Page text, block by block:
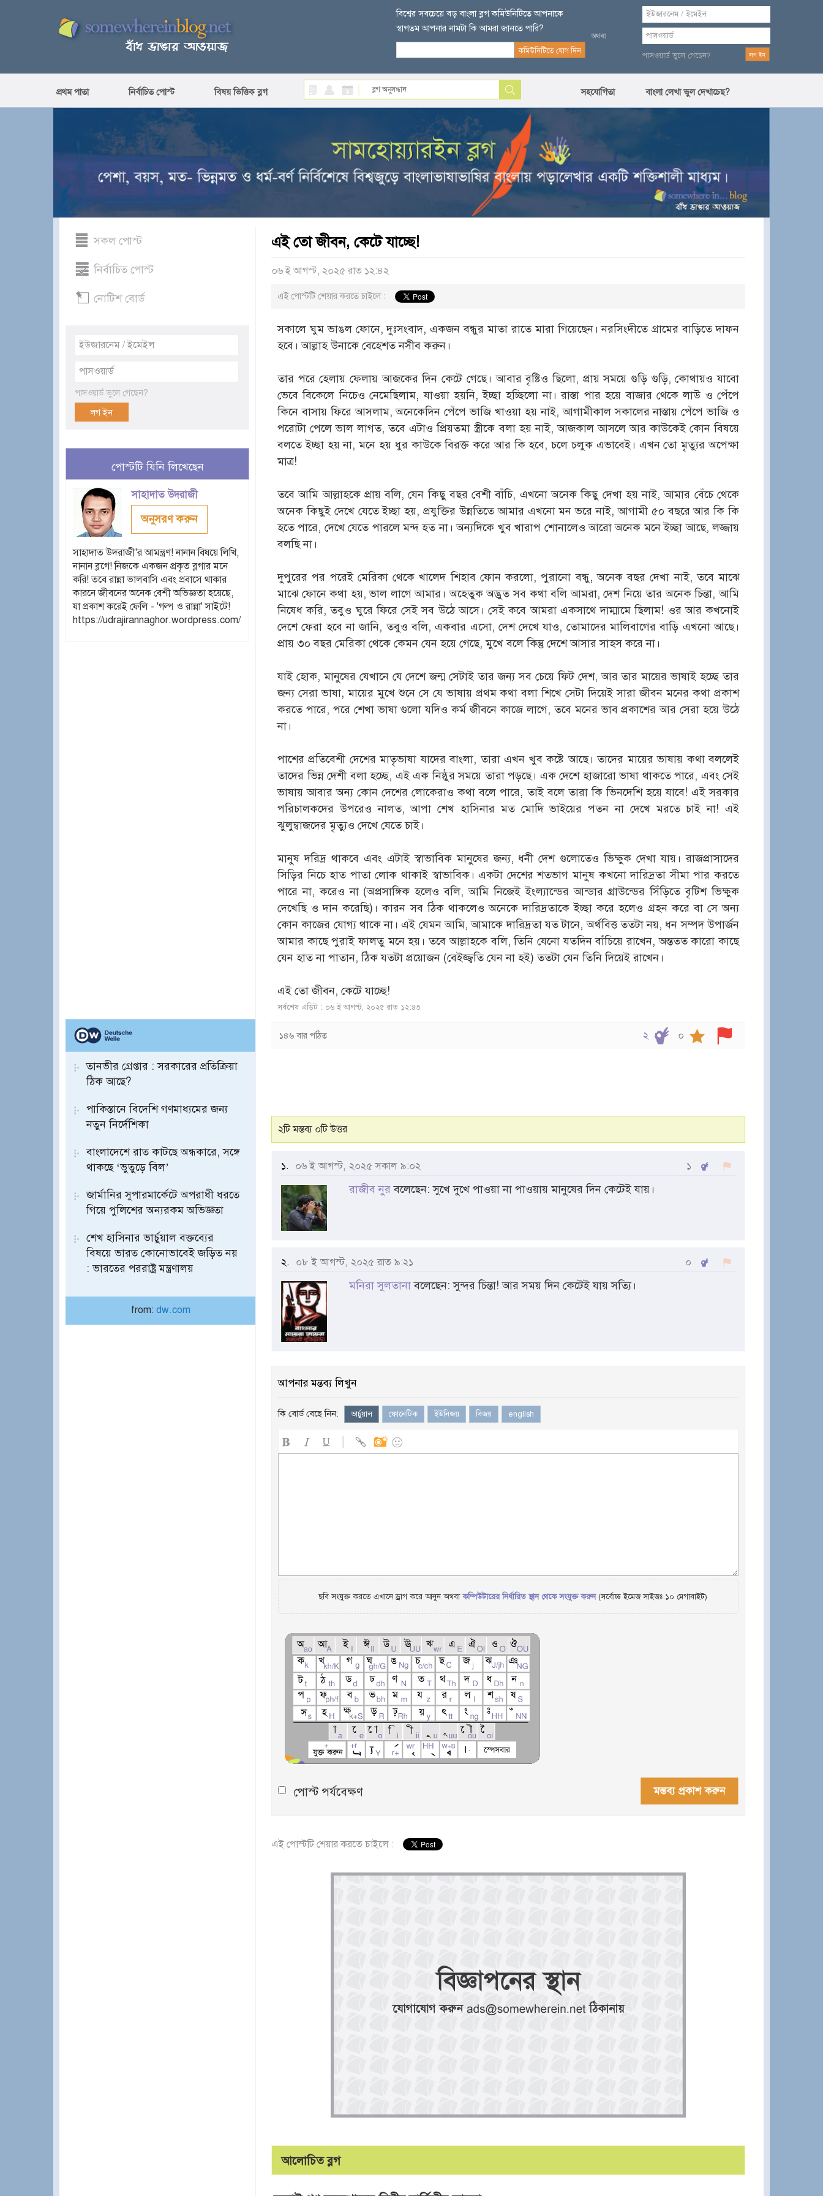
বিশ্বের সবচেয়ে বড় বাংলা ব্লগ কমিউনিটিতে আপনাকে
স্বাগতম আপনার নামটা কি আমরা জানতে পারি?
পাসওয়ার্ড ভুলে গেছেন?
প্রথম পাতা নির্বাচিত পোস্ট বিষয় ভিত্তিক ব্লগ সহযোগিতা বাংলা লেখা ভুল দেখাচেছ?
সকল পোস্ট
নির্বাচিত পোস্ট
নোটিশ বোর্ড
পাসওয়ার্ড ভুলে গেছেন?
পোস্টটি যিনি লিখেছেন
সাহাদাত উদরাজী
অনুসরণ করুন
সাহাদাত উদরাজী'র আমন্ত্রণ! নানান বিষয়ে লিখি,
নানান ব্লগে! নিজকে একজন প্রকৃত ব্লগার মনে
করি! তবে রান্না ভালবাসি এবং প্রবাসে থাকার
কারনে জীবনের অনেক বেশী অভিজ্ঞতা হয়েছে,
যা প্রকাশ করেই ফেলি - 'গল্প ও রান্না' সাইটে!
https://udrajirannaghor.wordpress.com/
তানভীর গ্রেপ্তার : সরকারের প্রতিক্রিয়া
ঠিক আছে?
পাকিস্তানে বিদেশি গণমাধ্যমের জন্য
নতুন নির্দেশিকা
বাংলাদেশে রাত কাটছে অন্ধকারে, সঙ্গে
থাকছে ‘ভুতুড়ে বিল’
জার্মানির সুপারমার্কেটে অপরাধী ধরতে
গিয়ে পুলিশের অন্যরকম অভিজ্ঞতা
শেখ হাসিনার ভার্চুয়াল বক্তব্যের
বিষয়ে ভারত কোনোভাবেই জড়িত নয়
: ভারতের পররাষ্ট্র মন্ত্রণালয়
from: dw.com
এই তো জীবন, কেটে যাচ্ছে!
০৬ ই আগস্ট, ২০২৫ রাত ১২:৪২
এই পোস্টটি শেয়ার করতে চাইলে :
সকালে ঘুম ভাঙল ফোনে, দুঃসংবাদ, একজন বন্ধুর মাতা রাতে মারা গিয়েছেন। নরসিংদীতে গ্রামের বাড়িতে দাফন
হবে। আল্লাহ উনাকে বেহেশত নসীব করুন।
তার পরে হেলায় ফেলায় আজকের দিন কেটে গেছে। আবার বৃষ্টিও ছিলো, প্রায় সময়ে গুড়ি গুড়ি, কোথায়ও যাবো
ভেবে বিকেলে নিচেও নেমেছিলাম, যাওয়া হয়নি, ইচ্ছা হচ্ছিলো না। রাস্তা পার হয়ে বাজার থেকে লাউ ও পেঁপে
কিনে বাসায় ফিরে আসলাম, অনেকেদিন পেঁপে ভাজি খাওয়া হয় নাই, আগামীকাল সকালের নাস্তায় পেঁপে ভাজি ও
পরোটা পেলে ভাল লাগত, তবে এটাও প্রিয়তমা স্ত্রীকে বলা হয় নাই, আজকাল আসলে আর কাউকেই কোন বিষয়ে
বলতে ইচ্ছা হয় না, মনে হয় ধুর কাউকে বিরক্ত করে আর কি হবে, চলে চলুক এভাবেই। এখন তো মৃত্যুর অপেক্ষা
মাত্র!
তবে আমি আল্লাহকে প্রায় বলি, যেন কিছু বছর বেশী বাঁচি, এখনো অনেক কিছু দেখা হয় নাই, আমার বেঁচে থেকে
অনেক কিছুই দেখে যেতে ইচ্ছা হয়, প্রযুক্তির উন্নতিতে আমার এখনো মন ভরে নাই, আগামী ৫০ বছরে আর কি কি
হতে পারে, দেখে যেতে পারলে মন্দ হত না। অন্যদিকে খুব খারাপ শোনালেও আরো অনেক মনে ইচ্ছা আছে, লজ্জায়
বলছি না।
দুপুরের পর পরেই মেরিকা থেকে খালেদ শিহাব ফোন করলো, পুরানো বন্ধু, অনেক বছর দেখা নাই, তবে মাঝে
মাঝে ফোনে কথা হয়, ভাল লাগে আমার। অহেতুক অদ্ভুত সব কথা বলি আমরা, দেশ নিয়ে তার অনেক চিন্তা, আমি
নিষেধ করি, তবুও ঘুরে ফিরে সেই সব উঠে আসে। সেই কবে আমরা একসাথে দাম্মামে ছিলাম! ওর আর কখনোই
দেশে ফেরা হবে না জানি, তবুও বলি, একবার এসো, দেশ দেখে যাও, তোমাদের মালিবাগের বাড়ি এখনো আছে।
প্রায় ৩০ বছর মেরিকা থেকে কেমন যেন হয়ে গেছে, মুখে বলে কিন্তু দেশে আসার সাহস করে না।
যাই হোক, মানুষের যেখানে যে দেশে জন্ম সেটাই তার জন্য সব চেয়ে ফিট দেশ, আর তার মায়ের ভাষাই হচ্ছে তার
জন্য সেরা ভাষা, মায়ের মুখে শুনে সে যে ভাষায় প্রথম কথা বলা শিখে সেটা দিয়েই সারা জীবন মনের কথা প্রকাশ
করতে পারে, পরে শেখা ভাষা গুলো যদিও কর্ম জীবনে কাজে লাগে, তবে মনের ভাব প্রকাশের আর সেরা হয়ে উঠে
না।
পাশের প্রতিবেশী দেশের মাতৃভাষা যাদের বাংলা, তারা এখন খুব কষ্টে আছে। তাদের মায়ের ভাষায় কথা বললেই
তাদের ভিন্ন দেশী বলা হচ্ছে, এই এক নিষ্ঠুর সময়ে তারা পড়ছে। এক দেশে হাজারো ভাষা থাকতে পারে, এবং সেই
ভাষায় আবার অন্য কোন দেশের লোকেরাও কথা বলে পারে, তাই বলে তারা কি ভিনদেশি হয়ে যাবে! এই সরকার
পরিচালকদের উপরেও নালত, আপা শেখ হাসিনার মত মোদি ভাইয়ের পতন না দেখে মরতে চাই না! এই
ঝুলুম্বাজদের মৃত্যুও দেখে যেতে চাই।
মানুষ দরিদ্র থাকবে এবং এটাই স্বাভাবিক মানুষের জন্য, ধনী দেশ গুলোতেও ভিক্ষুক দেখা যায়। রাজপ্রাসাদের
সিড়ির নিচে হাত পাতা লোক থাকাই স্বাভাবিক। একটা দেশের শতভাগ মানুষ কখনো দারিদ্রতা সীমা পার করতে
পারে না, করেও না (অপ্রসাঙ্গিক হলেও বলি, আমি নিজেই ইংল্যান্ডের আন্ডার গ্রাউন্ডের সিঁড়িতে বৃটিশ ভিক্ষুক
দেখেছি ও দান করেছি)। কারন সব ঠিক থাকলেও অনেকে দারিদ্রতাকে ইচ্ছা করে হলেও গ্রহন করে বা সে অন্য
কোন কাজের যোগ্য থাকে না। এই যেমন আমি, আমাকে দারিদ্রতা যত টানে, অর্থবিত্ত ততটা নয়, ধন সম্পদ উপার্জন
আমার কাছে পুরাই ফালতু মনে হয়। তবে আল্লাহকে বলি, তিনি যেনো যতদিন বাঁচিয়ে রাখেন, অন্ততত কারো কাছে
যেন হাত না পাতান, ঠিক যতটা প্রয়োজন (বেইজ্জ্বতি যেন না হই) ততটা যেন তিনি দিয়েই রাখেন।
এই তো জীবন, কেটে যাচ্ছে!
সর্বশেষ এডিট : ০৬ ই আগস্ট, ২০২৫ রাত ১২:৪৩
১৪৬ বার পঠিত ০
২
২টি মন্তব্য ০টি উত্তর
১. ০৬ ই আগস্ট, ২০২৫ সকাল ৯:০২ ১
রাজীব নুর বলেছেন: সুখে দুখে পাওয়া না পাওয়ায় মানুষের দিন কেটেই যায়।
২. ০৮ ই আগস্ট, ২০২৫ রাত ৯:২১ ০
মনিরা সুলতানাবলেছেন: সুন্দর চিন্তা! আর সময় দিন কেটেই যায় সত্যি।
আপনার মন্তব্য লিখুন
কি বোর্ড বেছে নিন: ভার্চুয়াল ফোনেটিক ইউনিজয় বিজয় english
ছবি সংযুক্ত করতে এখানে ড্রাগ করে আনুন অথবাকম্পিউটারের নির্ধারিত স্থান থেকে সংযুক্ত করুন(সর্বোচ্চ ইমেজ সাইজঃ ১০ মেগাবাইট)
পোস্ট পর্যবেক্ষণ
এই পোস্টটি শেয়ার করতে চাইলে :
আলোচিত ব্লগ